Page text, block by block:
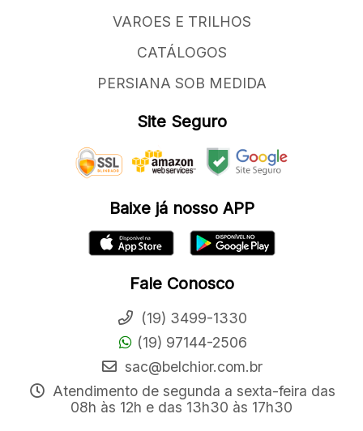
VAROES E TRILHOS
CATÁLOGOS
PERSIANA SOB MEDIDA
Site Seguro
Baixe já nosso APP
Fale Conosco
(19) 3499-1330
(19) 97144-2506
sac@belchior.com.br
Atendimento de segunda a sexta-feira das
08h às 12h e das 13h30 às 17h30